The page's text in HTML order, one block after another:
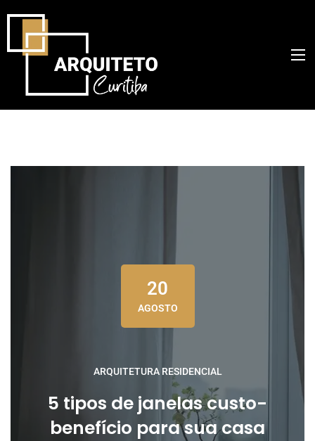
20
AGOSTO
ARQUITETURA RESIDENCIAL
5 tipos de janelas custo-
benefício para sua casa